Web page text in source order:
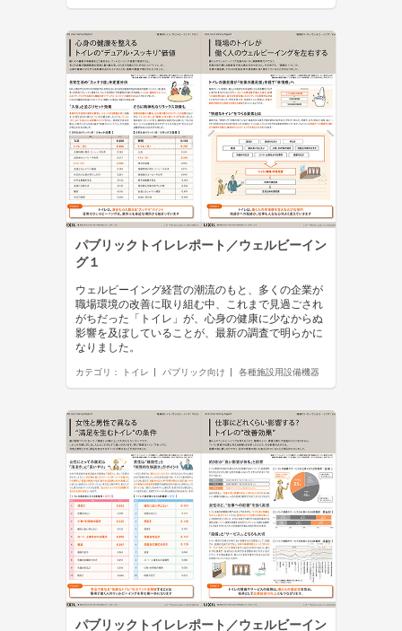
パブリックトイレレポート／ウェルビーイン
グ１
ウェルビーイング経営の潮流のもと、多くの企業が
職場環境の改善に取り組む中、これまで見過ごされ
がちだった「トイレ」が、心身の健康に少なからぬ
影響を及ぼしていることが、最新の調査で明らかに
なりました。
カテゴリ： トイレ パブリック向け 各種施設用設備機器
パブリックトイレレポート／ウェルビーイン